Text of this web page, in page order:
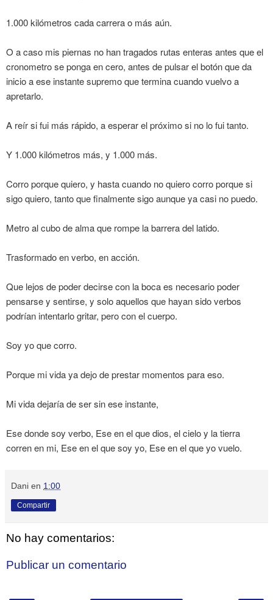
1.000 kilómetros cada carrera o más aún.
O a caso mis piernas no han tragados rutas enteras antes que el
cronometro se ponga en cero, antes de pulsar el botón que da
inicio a ese instante supremo que termina cuando vuelvo a
apretarlo.
A reír si fui más rápido, a esperar el próximo si no lo fui tanto.
Y 1.000 kilómetros más, y 1.000 más.
Corro porque quiero, y hasta cuando no quiero corro porque si
sigo quiero, tanto que finalmente sigo aunque ya casi no puedo.
Metro al cubo de alma que rompe la barrera del latido.
Trasformado en verbo, en acción.
Que lejos de poder decirse con la boca es necesario poder
pensarse y sentirse, y solo aquellos que hayan sido verbos
podrían intentarlo gritar, pero con el cuerpo.
Soy yo que corro.
Porque mi vida ya dejo de prestar momentos para eso.
Mi vida dejaría de ser sin ese instante,
Ese donde soy verbo, Ese en el que dios, el cielo y la tierra
corren en mi, Ese en el que soy yo, Ese en el que yo vuelo.
Dani en 1:00
Compartir
No hay comentarios:
Publicar un comentario